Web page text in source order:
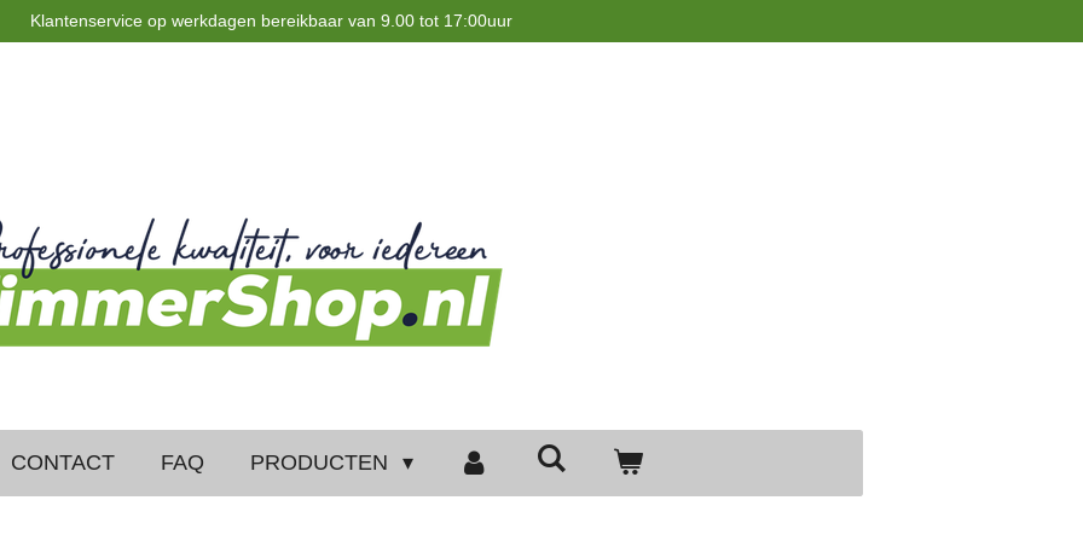
Klantenservice op werkdagen bereikbaar van 9.00 tot 17:00uur
CONTACT FAQ PRODUCTEN